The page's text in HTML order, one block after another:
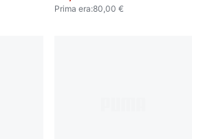
Prima era:80,00 €